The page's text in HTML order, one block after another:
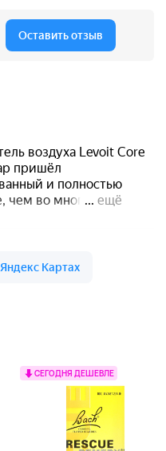
СЕГОДНЯ ДЕШЕВЛЕ